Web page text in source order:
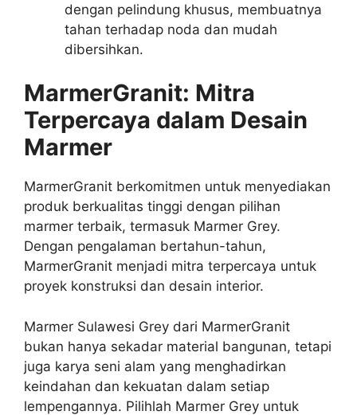
dengan pelindung khusus, membuatnya
tahan terhadap noda dan mudah
dibersihkan.
MarmerGranit: Mitra
Terpercaya dalam Desain
Marmer
MarmerGranit berkomitmen untuk menyediakan
produk berkualitas tinggi dengan pilihan
marmer terbaik, termasuk Marmer Grey.
Dengan pengalaman bertahun-tahun,
MarmerGranit menjadi mitra terpercaya untuk
proyek konstruksi dan desain interior.
Marmer Sulawesi Grey dari MarmerGranit
bukan hanya sekadar material bangunan, tetapi
juga karya seni alam yang menghadirkan
keindahan dan kekuatan dalam setiap
lempengannya. Pilihlah Marmer Grey untuk